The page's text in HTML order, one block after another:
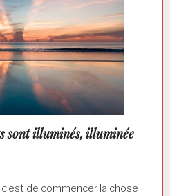
sont illuminés, illuminée
de commencer la chose